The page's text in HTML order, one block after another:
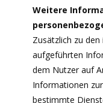
Weitere
Zusätzlich zu
aufgeführten
dem Nutzer auf
Informationen
bestimmte